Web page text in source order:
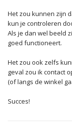
Het zou kunnen zijn
kun je controleren
Als je dan wel beeld
goed functioneert.
Het zou ook zelfs
geval zou ik contact
(of langs de winkel
Succes!